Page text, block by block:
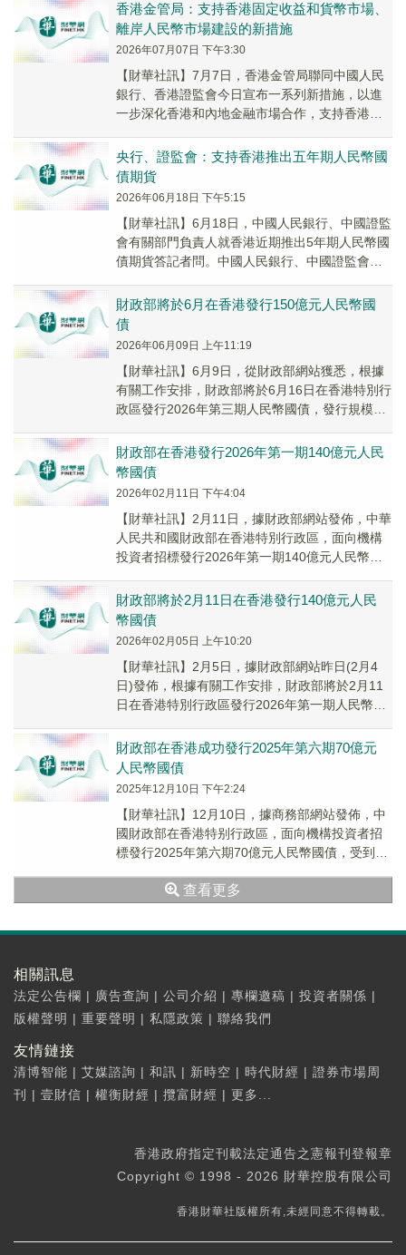
香港金管局：支持香港固定收益和貨幣市場、
離岸人民幣市場建設的新措施
2026年07月07日 下午3:30
【財華社訊】7月7日，香港金管局聯同中國人民
銀行、香港證監會今日宣布一系列新措施，以進
一步深化香港和內地金融市場合作，支持香港固
固提升香...
央行、證監會：支持香港推出五年期人民幣國
債期貨
2026年06月18日 下午5:15
【財華社訊】6月18日，中國人民銀行、中國證監
會有關部門負責人就香港近期推出5年期人民幣國
債期貨答記者問。中國人民銀行、中國證監會支
品，...
財政部將於6月在香港發行150億元人民幣國
債
2026年06月09日 上午11:19
【財華社訊】6月9日，從財政部網站獲悉，根據
有關工作安排，財政部將於6月16日在香港特別行
政區發行2026年第三期人民幣國債，發行規模為
財政部在香港發行2026年第一期140億元人民
幣國債
2026年02月11日 下午4:04
【財華社訊】2月11日，據財政部網站發佈，中華
人民共和國財政部在香港特別行政區，面向機構
投資者招標發行2026年第一期140億元人民幣國
財政部將於2月11日在香港發行140億元人民
幣國債
2026年02月05日 上午10:20
【財華社訊】2月5日，據財政部網站昨日(2月4
日)發佈，根據有關工作安排，財政部將於2月11
日在香港特別行政區發行2026年第一期人民幣國
財政部在香港成功發行2025年第六期70億元
人民幣國債
2025年12月10日 下午2:24
【財華社訊】12月10日，據商務部網站發佈，中
國財政部在香港特别行政區，面向機構投資者招
標發行2025年第六期70億元人民幣國債，受到投
查看更多
相關訊息
法定公告欄 | 廣告查詢 | 公司介紹 | 專欄邀稿 | 投資者關係 |
版權聲明 | 重要聲明 | 私隱政策 | 聯絡我們
友情鏈接
清博智能 | 艾媒諮詢 | 和訊 | 新時空 | 時代財經 | 證券市場周
刊
| 壹財信 | 權衡財經 | 攬富財經 | 更多...
香港政府指定刊載法定通告之憲報刊登報章
Copyright © 1998 - 2026 財華控股有限公司
香港財華社版權所有,未經同意不得轉載。